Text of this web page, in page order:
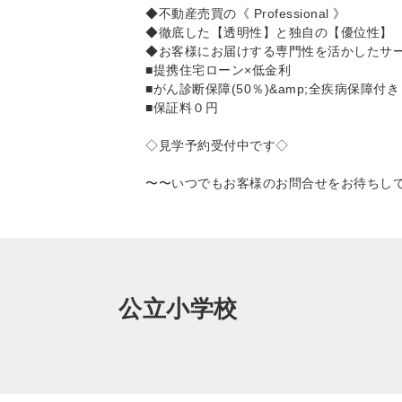
◆不動産売買の《 Professional 》
◆徹底した【透明性】と独自の【優位性】
◆お客様にお届けする専門性を活かしたサ
■提携住宅ローン×低金利
■がん診断保障(50％)&amp;全疾病保障付き
■保証料０円
◇見学予約受付中です◇
〜〜いつでもお客様のお問合せをお待ちし
公立小学校